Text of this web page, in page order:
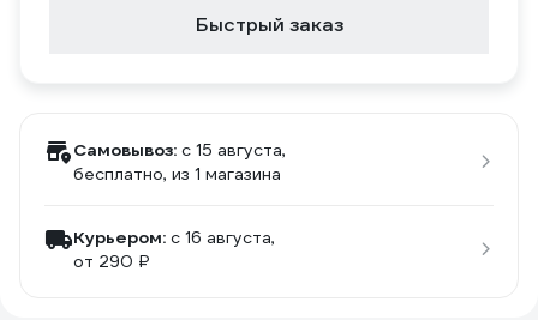
Быстрый заказ
Самовывоз: c 15 августа,
бесплатно, из 1 магазина
Курьером: c 16 августа,
от 290 ₽